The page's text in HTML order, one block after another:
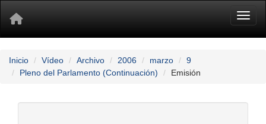
Inicio Vídeo Archivo 2006 marzo
9
Pleno del Parlamento (Continuación)
Emisión